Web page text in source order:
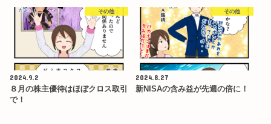
その他
2024.9.2
８月の株主優待はほぼクロス取引
で！
その他
2024.8.27
新NISAの含み益が先週の倍に！